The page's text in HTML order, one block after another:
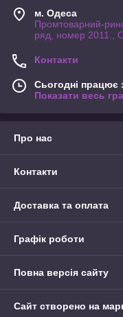
м. Одеса
Промтоварний-
ряд, номер 2011.,
Контакти
Сьогодні працює
Показати весь
Про нас
Контакти
Доставка та оплата
Графік роботи
Повна версія сайту
Сайт створено на